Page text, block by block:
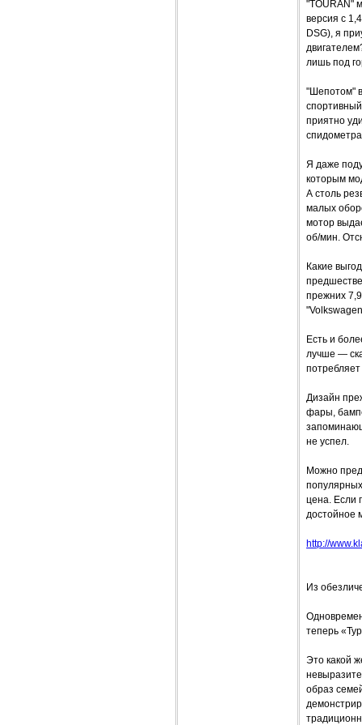
"TOURAN"
версия с
DSG), я
лишь под
"Шепотом"
приятно
Я даже
которым
А столь
малых
мотор
об/мин.
Какие
прежних
Есть и
лучше —
Дизайн
фары,
не успел.
Можно
цена. Если
достойное
http://
Из
теперь
Это какой
образ